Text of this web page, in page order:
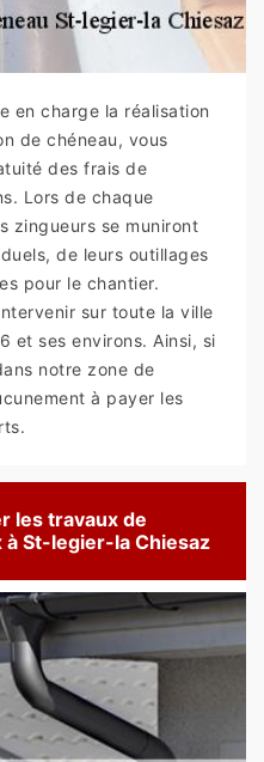
en charge la réalisation
de chéneau, vous
des frais de
Lors de chaque
zingueurs se muniront
de leurs outillages
pour le chantier.
sur toute la ville
et ses environs. Ainsi, si
notre zone de
à payer les
les travaux de
St-legier-la Chiesaz